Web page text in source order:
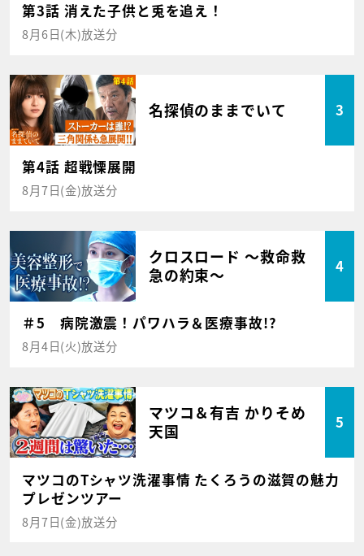
第3話 消えた子供と兎を追え！
8月6日(木)放送分
名探偵のままでいて 3
第4話 超戦慄展開
8月7日(金)放送分
クロスロード ～救命救
急の約束～
4
＃5 病院激震！パワハラ＆医療事故!?
8月4日(火)放送分
マツコ＆有吉 かりそめ
天国
5
マツコのTシャツ洗濯事情 たくろうの滋賀の魅力
プレゼンツアー
8月7日(金)放送分